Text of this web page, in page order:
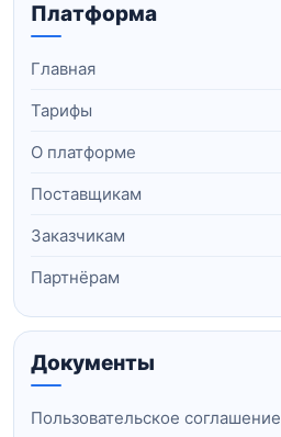
Платформа
Главная
Тарифы
О платформе
Поставщикам
Заказчикам
Партнёрам
Документы
Пользовательское соглашение